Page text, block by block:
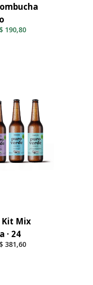
190,80
Carrinho
Kit Mix
· 24
381,60